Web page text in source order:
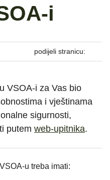
i
podijeli stranicu:
VSOA-i za Vas bio
i vještinama
sigurnosti,
putem web-upitnika.
u treba imati: